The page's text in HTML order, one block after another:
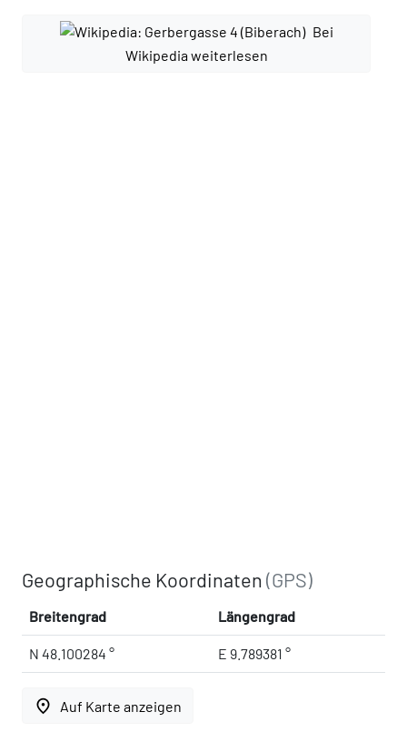
Bei
Wikipedia weiterlesen
Geographische Koordinaten(GPS)
Breitengrad Längengrad
N 48.100284 ° E 9.789381 °
place Auf Karte anzeigen